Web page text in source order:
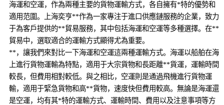
海運和空運，作為兩種主要的貨物運輸方式，各自擁有*特的優勢和
適用范圍。上海奕亨**作為一家專注于進口供應鏈服務的企業，致力
于為客戶提供的**貿易服務，其中包括海運和空運等多種選擇。在**
貿易中，選取適合的運輸方式顯得尤為重要。
**，讓我們來對比一下海運和空運這兩種運輸方式。海運以船舶在海
上進行貨物運輸為特點，適用于大宗貨物和長距離**貨運，運輸時間
較長，但費用相對較低。與之相比，空運則是通過飛機進行貨物運
輸，適用于緊急貨物和高**貨物，速度快但費用較高。無論是海運還
是空運，均有其*特的運輸方式、運輸時間、費用以及注意事項等方